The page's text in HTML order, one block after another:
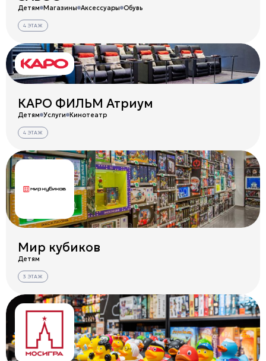
Детям Магазины Аксессуары Обувь
4 ЭТАЖ
КАРО ФИЛЬМ Атриум
Детям Услуги Кинотеатр
4 ЭТАЖ
Мир кубиков
Детям
3 ЭТАЖ